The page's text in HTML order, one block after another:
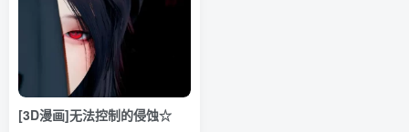
[3D漫画]无法控制的侵蚀☆